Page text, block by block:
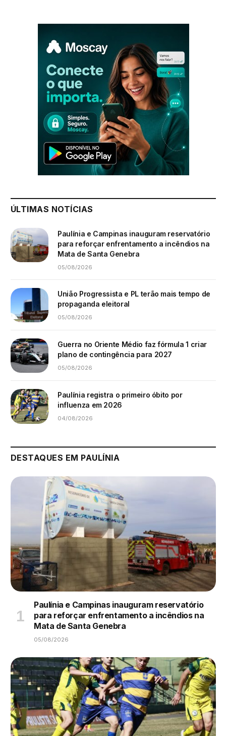
ÚLTIMAS NOTÍCIAS
Paulínia e Campinas inauguram reservatório
para reforçar enfrentamento a incêndios na
Mata de Santa Genebra
05/08/2026
União Progressista e PL terão mais tempo de
propaganda eleitoral
05/08/2026
Guerra no Oriente Médio faz fórmula 1 criar
plano de contingência para 2027
05/08/2026
Paulínia registra o primeiro óbito por
influenza em 2026
04/08/2026
DESTAQUES EM PAULÍNIA
Paulínia e Campinas inauguram reservatório
para reforçar enfrentamento a incêndios na
Mata de Santa Genebra
05/08/2026